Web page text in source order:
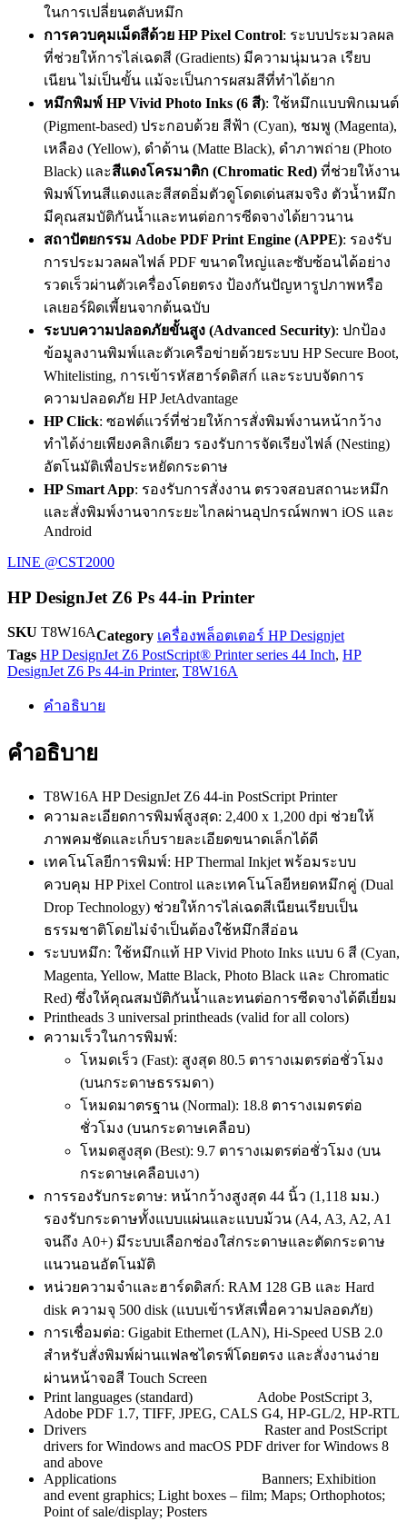
ในการเปลี่ยนตลับหมึก
การควบคุมเม็ดสีด้วย HP Pixel Control: ระบบประมวลผล
ที่ช่วยให้การไล่เฉดสี (Gradients) มีความนุ่มนวล เรียบ
เนียน ไม่เป็นขั้น แม้จะเป็นการผสมสีที่ทำได้ยาก
หมึกพิมพ์ HP Vivid Photo Inks (6 สี): ใช้หมึกแบบพิกเมนต์
(Pigment-based) ประกอบด้วย สีฟ้า (Cyan), ชมพู (Magenta),
เหลือง (Yellow), ดำด้าน (Matte Black), ดำภาพถ่าย (Photo
Black) และสีแดงโครมาติก (Chromatic Red) ที่ช่วยให้งาน
พิมพ์โทนสีแดงและสีสดอิ่มตัวดูโดดเด่นสมจริง ตัวน้ำหมึก
มีคุณสมบัติกันน้ำและทนต่อการซีดจางได้ยาวนาน
สถาปัตยกรรม Adobe PDF Print Engine (APPE): รองรับ
การประมวลผลไฟล์ PDF ขนาดใหญ่และซับซ้อนได้อย่าง
รวดเร็วผ่านตัวเครื่องโดยตรง ป้องกันปัญหารูปภาพหรือ
เลเยอร์ผิดเพี้ยนจากต้นฉบับ
ระบบความปลอดภัยขั้นสูง (Advanced Security): ปกป้อง
ข้อมูลงานพิมพ์และตัวเครือข่ายด้วยระบบ HP Secure Boot,
Whitelisting, การเข้ารหัสฮาร์ดดิสก์ และระบบจัดการ
ความปลอดภัย HP JetAdvantage
HP Click: ซอฟต์แวร์ที่ช่วยให้การสั่งพิมพ์งานหน้ากว้าง
ทำได้ง่ายเพียงคลิกเดียว รองรับการจัดเรียงไฟล์ (Nesting)
อัตโนมัติเพื่อประหยัดกระดาษ
HP Smart App: รองรับการสั่งงาน ตรวจสอบสถานะหมึก
และสั่งพิมพ์งานจากระยะไกลผ่านอุปกรณ์พกพา iOS และ
Android
LINE @CST2000
HP DesignJet Z6 Ps 44-in Printer
SKU T8W16ACategory เครื่องพล็อตเตอร์ HP Designjet
Tags HP DesignJet Z6 PostScript® Printer series 44 Inch, HP
DesignJet Z6 Ps 44-in Printer, T8W16A
คำอธิบาย
คำอธิบาย
T8W16A HP DesignJet Z6 44-in PostScript Printer
ความละเอียดการพิมพ์สูงสุด: 2,400 x 1,200 dpi ช่วยให้
ภาพคมชัดและเก็บรายละเอียดขนาดเล็กได้ดี
เทคโนโลยีการพิมพ์: HP Thermal Inkjet พร้อมระบบ
ควบคุม HP Pixel Control และเทคโนโลยีหยดหมึกคู่ (Dual
Drop Technology) ช่วยให้การไล่เฉดสีเนียนเรียบเป็น
ธรรมชาติโดยไม่จำเป็นต้องใช้หมึกสีอ่อน
ระบบหมึก: ใช้หมึกแท้ HP Vivid Photo Inks แบบ 6 สี (Cyan,
Magenta, Yellow, Matte Black, Photo Black และ Chromatic
Red) ซึ่งให้คุณสมบัติกันน้ำและทนต่อการซีดจางได้ดีเยี่ยม
Printheads 3 universal printheads (valid for all colors)
ความเร็วในการพิมพ์:
โหมดเร็ว (Fast): สูงสุด 80.5 ตารางเมตรต่อชั่วโมง
(บนกระดาษธรรมดา)
โหมดมาตรฐาน (Normal): 18.8 ตารางเมตรต่อ
ชั่วโมง (บนกระดาษเคลือบ)
โหมดสูงสุด (Best): 9.7 ตารางเมตรต่อชั่วโมง (บน
กระดาษเคลือบเงา)
การรองรับกระดาษ: หน้ากว้างสูงสุด 44 นิ้ว (1,118 มม.)
รองรับกระดาษทั้งแบบแผ่นและแบบม้วน (A4, A3, A2, A1
จนถึง A0+) มีระบบเลือกช่องใส่กระดาษและตัดกระดาษ
แนวนอนอัตโนมัติ
หน่วยความจำและฮาร์ดดิสก์: RAM 128 GB และ Hard
disk ความจุ 500 disk (แบบเข้ารหัสเพื่อความปลอดภัย)
การเชื่อมต่อ: Gigabit Ethernet (LAN), Hi-Speed USB 2.0
สำหรับสั่งพิมพ์ผ่านแฟลชไดรฟ์โดยตรง และสั่งงานง่าย
ผ่านหน้าจอสี Touch Screen
Print languages (standard) Adobe PostScript 3,
Adobe PDF 1.7, TIFF, JPEG, CALS G4, HP-GL/2, HP-RTL
Drivers Raster and PostScript
drivers for Windows and macOS PDF driver for Windows 8
and above
Applications Banners; Exhibition
and event graphics; Light boxes – film; Maps; Orthophotos;
Point of sale/display; Posters